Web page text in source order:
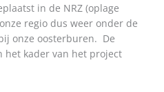
in de NRZ (oplage
regio dus weer onder de
onze oosterburen. De
kader van het project